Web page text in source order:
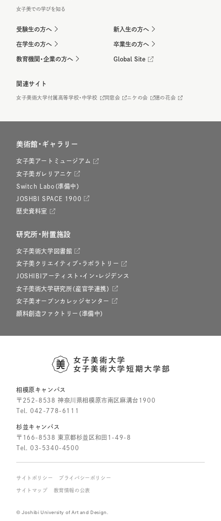
女子美での学びを知る
受験生の方へ 新入生の方へ
在学生の方へ 卒業生の方へ
教育機関・企業の方へ Global Site
関連サイト
女子美術大学付属高等学校・中学校 同窓会 ニケの会 徳の花会
美術館・ギャラリー
女子美アートミュージアム
女子美ガレリアニケ
Switch Labo（準備中）
JOSHBI SPACE 1900
歴史資料室
研究所・附置施設
女子美術大学図書館
女子美クリエイティブ・ラボラトリー
JOSHIBIアーティスト・イン・レジデンス
女子美術大学研究所（産官学連携）
女子美オープンカレッジセンター
顔料創造ファクトリー（準備中）
相模原キャンパス
〒252-8538 神奈川県相模原市南区麻溝台1900
Tel. 042-778-6111
杉並キャンパス
〒166-8538 東京都杉並区和田1-49-8
Tel. 03-5340-4500
サイトポリシー プライバシーポリシー
サイトマップ 教育情報の公表
© Joshibi University of Art and Design.